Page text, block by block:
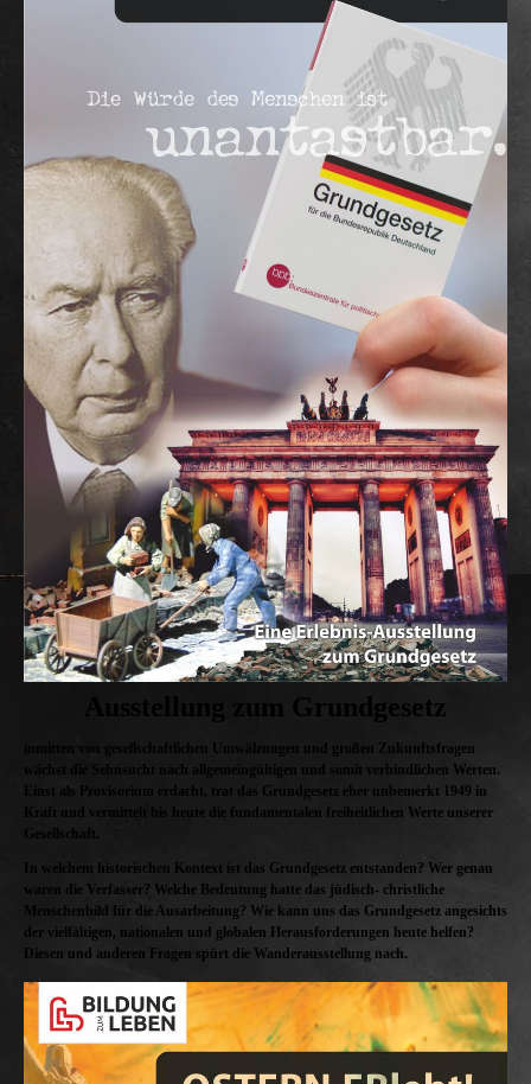
Ausstellung zum Grundgesetz
inmitten von gesellschaftlichen Umwälzungen und großen Zukunftsfragen
wächst die Sehnsucht nach allgemeingültigen und somit verbindlichen Werten.
Einst als Provisorium erdacht, trat das Grundgesetz eher unbemerkt 1949 in
Kraft und vermittelt bis heute die fundamentalen freiheitlichen Werte unserer
Gesellschaft.
In welchem historischen Kontext ist das Grundgesetz entstanden? Wer genau
waren die Verfasser? Welche Bedeutung hatte das jüdisch- christliche
Menschenbild für die Ausarbeitung? Wie kann uns das Grundgesetz angesichts
der vielfältigen, nationalen und globalen Herausforderungen heute helfen?
Diesen und anderen Fragen spürt die Wanderausstellung nach.